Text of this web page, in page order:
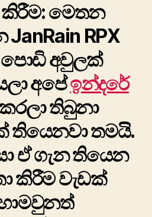
මෙතන
RPX
පොඩි අවුලක්
අපේඉන්දරේ
තිබුනා
තියෙනවා තමයි.
ඒ ගැන තියෙන
කිරීම වැඩක්